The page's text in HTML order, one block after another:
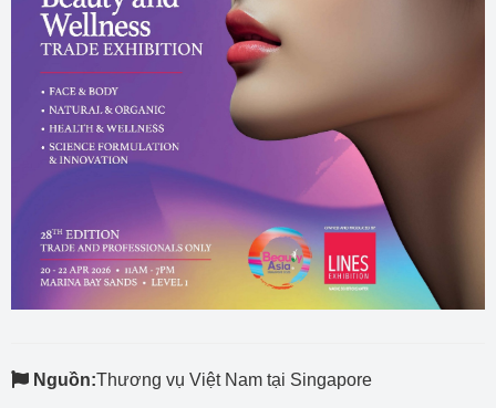
Nguồn:Thương vụ Việt Nam tại Singapore